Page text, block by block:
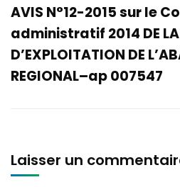
AVIS N°12-2015 sur le
administratif 2014 DE LA
D’EXPLOITATION DE
REGIONAL–ap 007547
Laisser un